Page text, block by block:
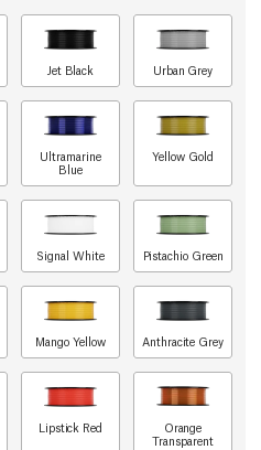
Jet Black Urban Grey
Ultramarine
Blue
Yellow Gold
Signal White Pistachio Green
Mango Yellow Anthracite Grey
Lipstick Red
Orange
Transparent